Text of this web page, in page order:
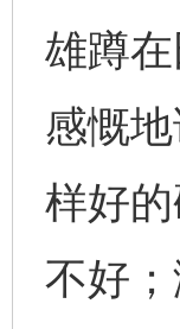
雄蹲
感慨
样好
不好